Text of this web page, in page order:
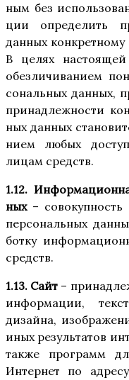
ным без
ции опре­де­лить
дан­ных кон­крет­но­му
В целях
обез­ли­чи­ва­ни­ем
со­наль­ных дан­ных,
при­над­леж­но­сти
ных дан­ных
ни­ем любых
лицам средств.
1.12.
ных– сово­куп­ность
пер­со­наль­ных
бот­ку
средств.
1.13. Сайт –
инфор­ма­ции,
дизай­на,
иных резуль­та­тов
так­же про­грамм
Интер­нет по адре­су